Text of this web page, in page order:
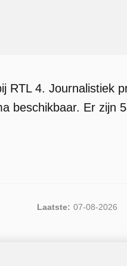
RTL 4. Journalistiek
beschikbaar. Er zijn
Laatste: 07-08-2026